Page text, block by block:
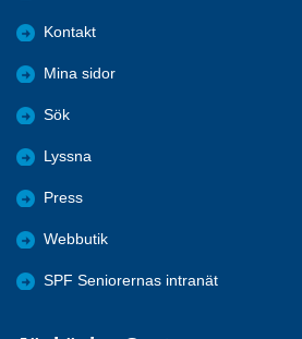
Kontakt
Mina sidor
Sök
Lyssna
Press
Webbutik
SPF Seniorernas intranät